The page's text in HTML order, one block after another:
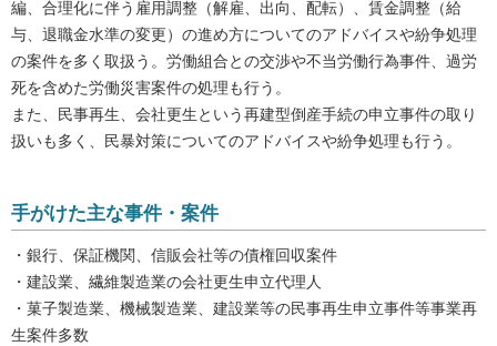
編、合理化に伴う雇用調整（解雇、出向、配転）、賃金調整（給
与、退職金水準の変更）の進め方についてのアドバイスや紛争処理
の案件を多く取扱う。労働組合との交渉や不当労働行為事件、過労
死を含めた労働災害案件の処理も行う。
また、民事再生、会社更生という再建型倒産手続の申立事件の取り
扱いも多く、民暴対策についてのアドバイスや紛争処理も行う。
手がけた主な事件・案件
・銀行、保証機関、信販会社等の債権回収案件
・建設業、繊維製造業の会社更生申立代理人
・菓子製造業、機械製造業、建設業等の民事再生申立事件等事業再
生案件多数